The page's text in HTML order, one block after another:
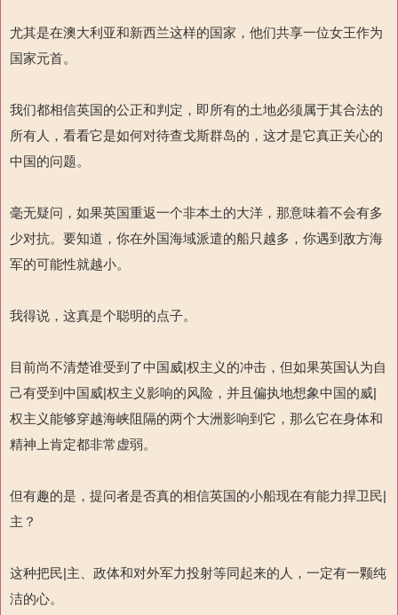
尤其是在澳大利亚和新西兰这样的国家，他们共享一位女王作为
国家元首。
我们都相信英国的公正和判定，即所有的土地必须属于其合法的
所有人，看看它是如何对待查戈斯群岛的，这才是它真正关心的
中国的问题。
毫无疑问，如果英国重返一个非本土的大洋，那意味着不会有多
少对抗。要知道，你在外国海域派遣的船只越多，你遇到敌方海
军的可能性就越小。
我得说，这真是个聪明的点子。
目前尚不清楚谁受到了中国威|权主义的冲击，但如果英国认为自
己有受到中国威|权主义影响的风险，并且偏执地想象中国的威|
权主义能够穿越海峡阻隔的两个大洲影响到它，那么它在身体和
精神上肯定都非常虚弱。
但有趣的是，提问者是否真的相信英国的小船现在有能力捍卫民|
主？
这种把民|主、政体和对外军力投射等同起来的人，一定有一颗纯
洁的心。